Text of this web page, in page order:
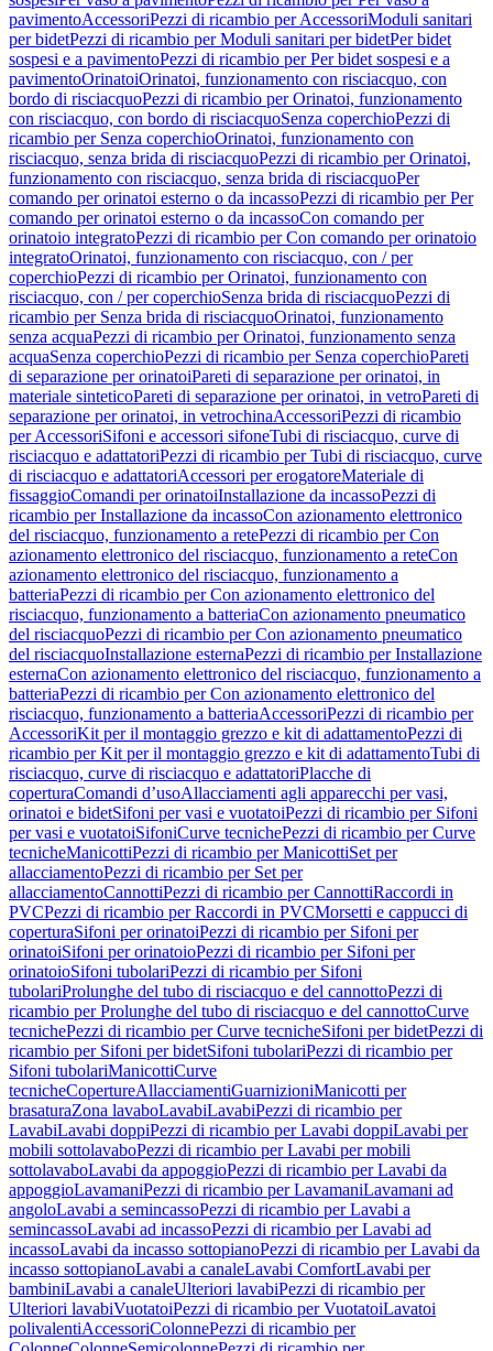
pavimentoAccessoriPezzi di ricambio per AccessoriModuli sanitari
per bidetPezzi di ricambio per Moduli sanitari per bidetPer bidet
sospesi e a pavimentoPezzi di ricambio per Per bidet sospesi e a
pavimentoOrinatoiOrinatoi, funzionamento con risciacquo, con
bordo di risciacquoPezzi di ricambio per Orinatoi, funzionamento
con risciacquo, con bordo di risciacquoSenza coperchioPezzi di
ricambio per Senza coperchioOrinatoi, funzionamento con
risciacquo, senza brida di risciacquoPezzi di ricambio per Orinatoi,
funzionamento con risciacquo, senza brida di risciacquoPer
comando per orinatoi esterno o da incassoPezzi di ricambio per Per
comando per orinatoi esterno o da incassoCon comando per
orinatoio integratoPezzi di ricambio per Con comando per orinatoio
integratoOrinatoi, funzionamento con risciacquo, con / per
coperchioPezzi di ricambio per Orinatoi, funzionamento con
risciacquo, con / per coperchioSenza brida di risciacquoPezzi di
ricambio per Senza brida di risciacquoOrinatoi, funzionamento
senza acquaPezzi di ricambio per Orinatoi, funzionamento senza
acquaSenza coperchioPezzi di ricambio per Senza coperchioPareti
di separazione per orinatoiPareti di separazione per orinatoi, in
materiale sinteticoPareti di separazione per orinatoi, in vetroPareti di
separazione per orinatoi, in vetrochinaAccessoriPezzi di ricambio
per AccessoriSifoni e accessori sifoneTubi di risciacquo, curve di
risciacquo e adattatoriPezzi di ricambio per Tubi di risciacquo, curve
di risciacquo e adattatoriAccessori per erogatoreMateriale di
fissaggioComandi per orinatoiInstallazione da incassoPezzi di
ricambio per Installazione da incassoCon azionamento elettronico
del risciacquo, funzionamento a retePezzi di ricambio per Con
azionamento elettronico del risciacquo, funzionamento a reteCon
azionamento elettronico del risciacquo, funzionamento a
batteriaPezzi di ricambio per Con azionamento elettronico del
risciacquo, funzionamento a batteriaCon azionamento pneumatico
del risciacquoPezzi di ricambio per Con azionamento pneumatico
del risciacquoInstallazione esternaPezzi di ricambio per Installazione
esternaCon azionamento elettronico del risciacquo, funzionamento a
batteriaPezzi di ricambio per Con azionamento elettronico del
risciacquo, funzionamento a batteriaAccessoriPezzi di ricambio per
AccessoriKit per il montaggio grezzo e kit di adattamentoPezzi di
ricambio per Kit per il montaggio grezzo e kit di adattamentoTubi di
risciacquo, curve di risciacquo e adattatoriPlacche di
coperturaComandi d’usoAllacciamenti agli apparecchi per vasi,
orinatoi e bidetSifoni per vasi e vuotatoiPezzi di ricambio per Sifoni
per vasi e vuotatoiSifoniCurve tecnichePezzi di ricambio per Curve
tecnicheManicottiPezzi di ricambio per ManicottiSet per
allacciamentoPezzi di ricambio per Set per
allacciamentoCannottiPezzi di ricambio per CannottiRaccordi in
PVCPezzi di ricambio per Raccordi in PVCMorsetti e cappucci di
coperturaSifoni per orinatoiPezzi di ricambio per Sifoni per
orinatoiSifoni per orinatoioPezzi di ricambio per Sifoni per
orinatoioSifoni tubolariPezzi di ricambio per Sifoni
tubolariProlunghe del tubo di risciacquo e del cannottoPezzi di
ricambio per Prolunghe del tubo di risciacquo e del cannottoCurve
tecnichePezzi di ricambio per Curve tecnicheSifoni per bidetPezzi di
ricambio per Sifoni per bidetSifoni tubolariPezzi di ricambio per
Sifoni tubolariManicottiCurve
tecnicheCopertureAllacciamentiGuarnizioniManicotti per
brasaturaZona lavaboLavabiLavabiPezzi di ricambio per
LavabiLavabi doppiPezzi di ricambio per Lavabi doppiLavabi per
mobili sottolavaboPezzi di ricambio per Lavabi per mobili
sottolavaboLavabi da appoggioPezzi di ricambio per Lavabi da
appoggioLavamaniPezzi di ricambio per LavamaniLavamani ad
angoloLavabi a semincassoPezzi di ricambio per Lavabi a
semincassoLavabi ad incassoPezzi di ricambio per Lavabi ad
incassoLavabi da incasso sottopianoPezzi di ricambio per Lavabi da
incasso sottopianoLavabi a canaleLavabi ComfortLavabi per
bambiniLavabi a canaleUlteriori lavabiPezzi di ricambio per
Ulteriori lavabiVuotatoiPezzi di ricambio per VuotatoiLavatoi
polivalentiAccessoriColonnePezzi di ricambio per